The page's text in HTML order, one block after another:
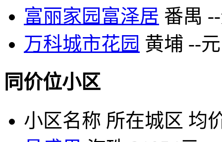
富丽家园富泽居 番禺
万科城市花园 黄埔 --元
同价位小区
小区名称 所在城区 均